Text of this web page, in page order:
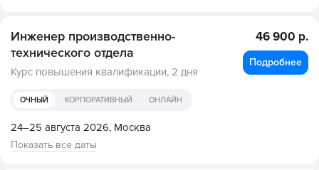
Инженер производственно-
технического отдела
Курс повышения квалификации, 2 дня
ОЧНЫЙ КОРПОРАТИВНЫЙ ОНЛАЙН
24–25 августа 2026, Москва
Показать все даты
46 900 р.
Подробнее